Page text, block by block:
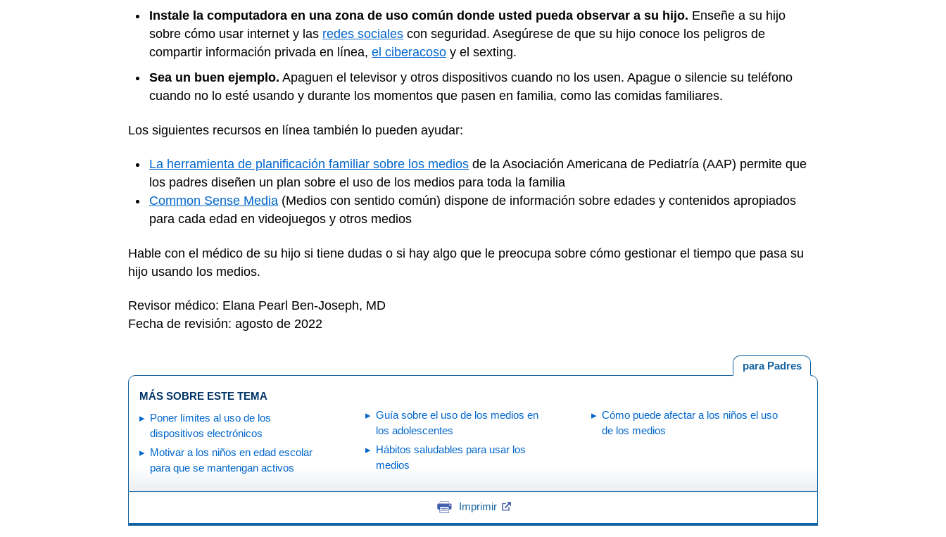
Instale la computadora en una zona de uso común donde usted pueda observar a su hijo. Enseñe a su hijo
sobre cómo usar internet y las redes sociales con seguridad. Asegúrese de que su hijo conoce los peligros de
compartir información privada en línea, el ciberacoso y el sexting.
Sea un buen ejemplo. Apaguen el televisor y otros dispositivos cuando no los usen. Apague o silencie su teléfono
cuando no lo esté usando y durante los momentos que pasen en familia, como las comidas familiares.
Los siguientes recursos en línea también lo pueden ayudar:
La herramienta de planificación familiar sobre los medios de la Asociación Americana de Pediatría (AAP) permite que
los padres diseñen un plan sobre el uso de los medios para toda la familia
Common Sense Media (Medios con sentido común) dispone de información sobre edades y contenidos apropiados
para cada edad en videojuegos y otros medios
Hable con el médico de su hijo si tiene dudas o si hay algo que le preocupa sobre cómo gestionar el tiempo que pasa su
hijo usando los medios.
Revisor médico: Elana Pearl Ben-Joseph, MD
Fecha de revisión: agosto de 2022
para Padres
MÁS SOBRE ESTE TEMA
Poner límites al uso de los
dispositivos electrónicos
Motivar a los niños en edad escolar
para que se mantengan activos
Guía sobre el uso de los medios en
los adolescentes
Hábitos saludables para usar los
medios
Cómo puede afectar a los niños el uso
de los medios
Imprimir